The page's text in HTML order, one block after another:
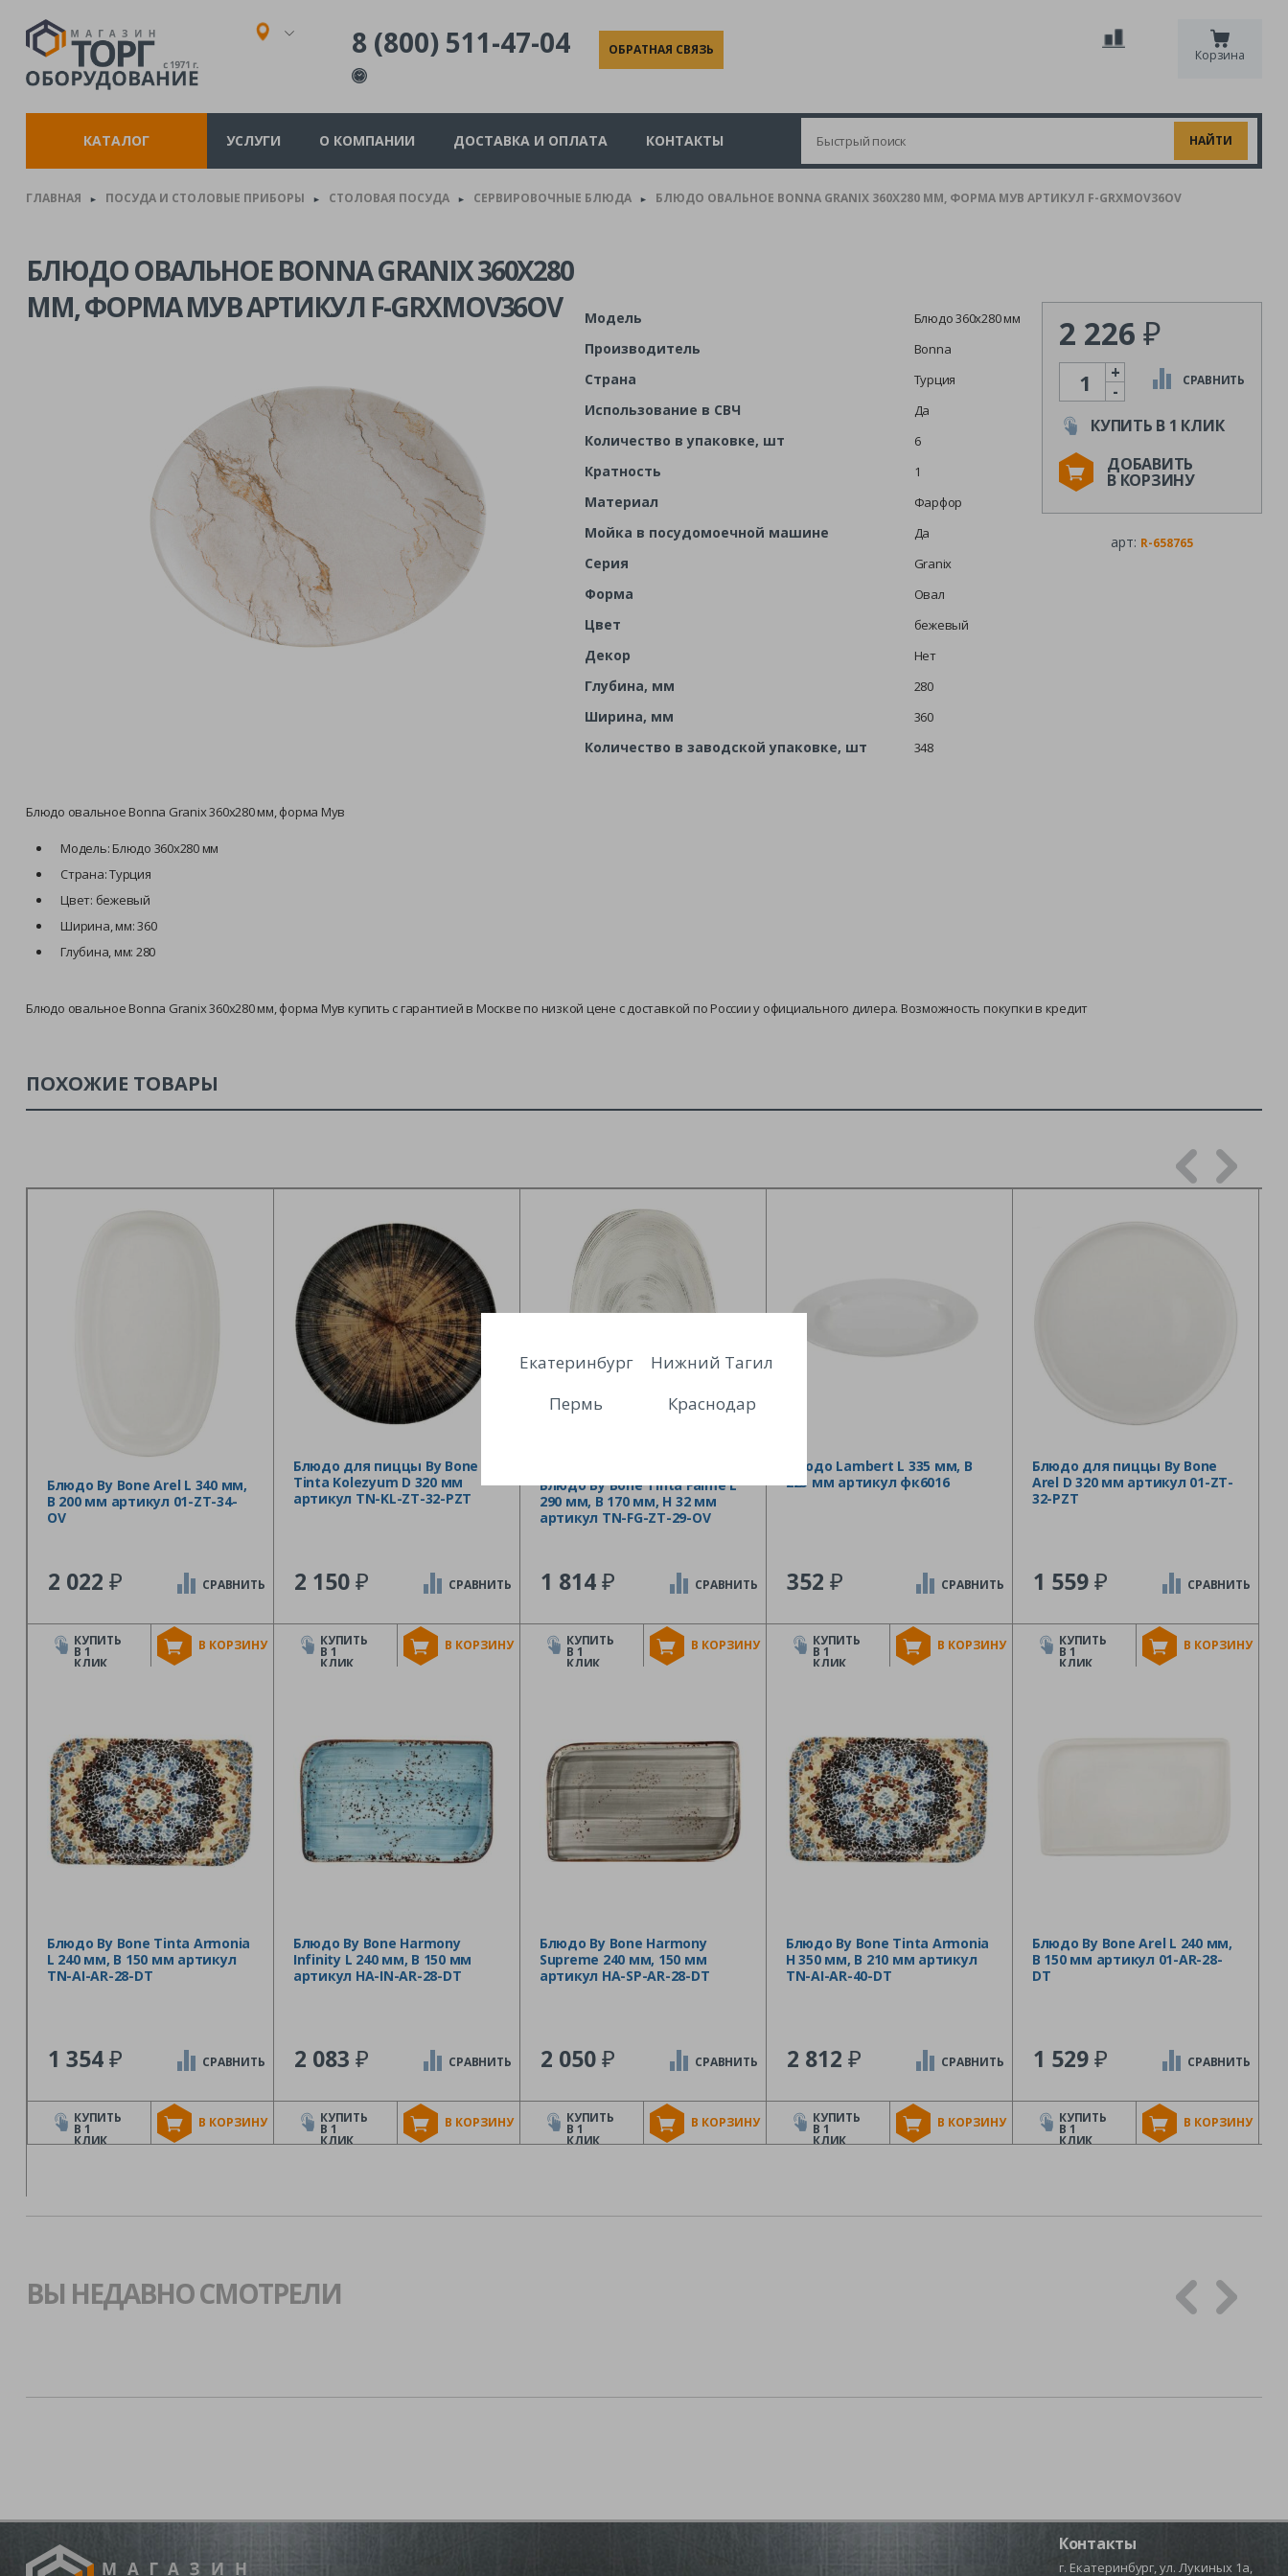
8 (800) 511-47-04 ОБРАТНАЯ СВЯЗЬ Корзина
КАТАЛОГ УСЛУГИ О КОМПАНИИ ДОСТАВКА И ОПЛАТА КОНТАКТЫ
ГЛАВНАЯ ► ПОСУДА И СТОЛОВЫЕ ПРИБОРЫ ► СТОЛОВАЯ ПОСУДА ► СЕРВИРОВОЧНЫЕ БЛЮДА ► БЛЮДО ОВАЛЬНОЕ BONNA GRANIX 360Х280 ММ, ФОРМА МУВ АРТИКУЛ F-GRXMOV36OV
БЛЮДО ОВАЛЬНОЕ BONNA GRANIX 360Х280
ММ, ФОРМА МУВ АРТИКУЛ F-GRXMOV36OV
Модель Блюдо 360х280 мм
Производитель Bonna
Страна Турция
Использование в СВЧ Да
Количество в упаковке, шт 6
Кратность 1
Материал Фарфор
Мойка в посудомоечной машине Да
Серия Granix
Форма Овал
Цвет бежевый
Декор Нет
Глубина, мм 280
Ширина, мм 360
Количество в заводской упаковке, шт 348
2 226 ₽
Количество
-
+ СРАВНИТЬ
КУПИТЬ В 1 КЛИК
ДОБАВИТЬ
В КОРЗИНУ
арт: R-658765
Блюдо овальное Bonna Granix 360х280 мм, форма Мув
Модель: Блюдо 360х280 мм
Страна: Турция
Цвет: бежевый
Ширина, мм: 360
Глубина, мм: 280
Блюдо овальное Bonna Granix 360х280 мм, форма Мув купить с гарантией в Москве по низкой цене с доставкой по России у официального дилера. Возможность покупки в кредит
ПОХОЖИЕ ТОВАРЫ
Блюдо By Bone Arel L 340 мм,
B 200 мм артикул 01-ZT-34-
OV
2 022 ₽
В КОРЗИНУ
СРАВНИТЬ
КУПИТЬ
В 1
КЛИК
Блюдо для пиццы By Bone
Tinta Kolezyum D 320 мм
артикул TN-KL-ZT-32-PZT
2 150₽
В КОРЗИНУ
СРАВНИТЬ
КУПИТЬ
В 1
КЛИК
Блюдо By Bone Tinta Falme L
290 мм, B 170 мм, H 32 мм
артикул TN-FG-ZT-29-OV
1 814₽
В КОРЗИНУ
СРАВНИТЬ
КУПИТЬ
В 1
КЛИК
Блюдо Lambert L 335 мм, B
225 мм артикул фк6016
352 ₽
В КОРЗИНУ
СРАВНИТЬ
КУПИТЬ
В 1
КЛИК
Блюдо для пиццы By Bone
Arel D 320 мм артикул 01-ZT-
32-PZT
1 559₽
В КОРЗИНУ
СРАВНИТЬ
КУПИТЬ
В 1
КЛИК
Блюдо By Bone Tinta Armonia
L 240 мм, B 150 мм артикул
TN-AI-AR-28-DT
1 354₽
В КОРЗИНУ
СРАВНИТЬ
КУПИТЬ
В 1
КЛИК
Блюдо By Bone Harmony
Infinity L 240 мм, B 150 мм
артикул HA-IN-AR-28-DT
2 083 ₽
В КОРЗИНУ
СРАВНИТЬ
КУПИТЬ
В 1
КЛИК
Блюдо By Bone Harmony
Supreme 240 мм, 150 мм
артикул HA-SP-AR-28-DT
2 050₽
В КОРЗИНУ
СРАВНИТЬ
КУПИТЬ
В 1
КЛИК
Блюдо By Bone Tinta Armonia
H 350 мм, B 210 мм артикул
TN-AI-AR-40-DT
2 812 ₽
В КОРЗИНУ
СРАВНИТЬ
КУПИТЬ
В 1
КЛИК
Блюдо By Bone Arel L 240 мм,
B 150 мм артикул 01-AR-28-
DT
1 529₽
В КОРЗИНУ
СРАВНИТЬ
КУПИТЬ
В 1
КЛИК
ВЫ НЕДАВНО СМОТРЕЛИ
Контакты
г. Екатеринбург, ул. Лукиных 1а,
Екатеринбург
Нижний Тагил
Пермь
Краснодар